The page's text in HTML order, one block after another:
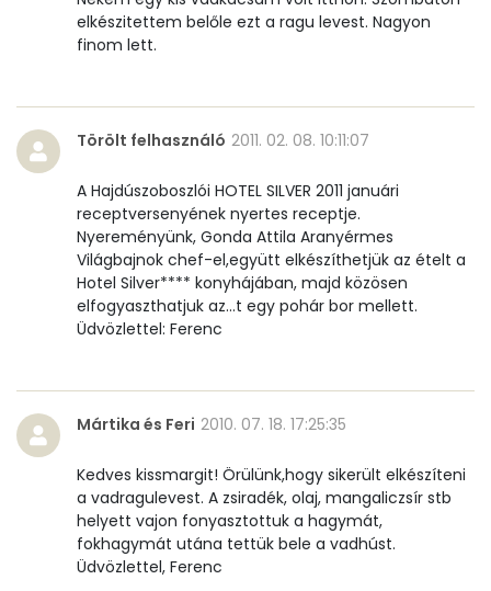
Likopin
elkészitettem belőle ezt a ragu levest. Nagyon
finom lett.
Törölt felhasználó 2011. 02. 08. 10:11:07
A Hajdúszoboszlói HOTEL SILVER 2011 januári
receptversenyének nyertes receptje.
Nyereményünk, Gonda Attila Aranyérmes
Világbajnok chef-el,együtt elkészíthetjük az ételt a
Hotel Silver**** konyhájában, majd közösen
elfogyaszthatjuk az...t egy pohár bor mellett.
Üdvözlettel: Ferenc
Mártika és Feri 2010. 07. 18. 17:25:35
Kedves kissmargit! Örülünk,hogy sikerült elkészíteni
a vadragulevest. A zsiradék, olaj, mangaliczsír stb
helyett vajon fonyasztottuk a hagymát,
fokhagymát utána tettük bele a vadhúst.
Üdvözlettel, Ferenc